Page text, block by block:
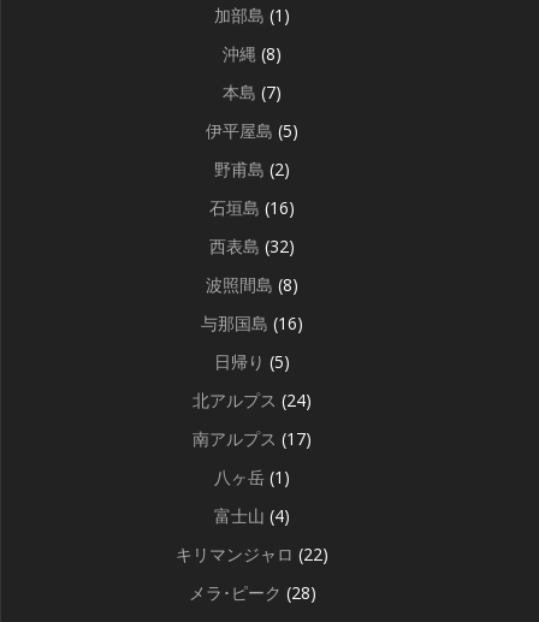
加部島 (1)
沖縄 (8)
本島 (7)
伊平屋島 (5)
野甫島 (2)
石垣島 (16)
西表島 (32)
波照間島 (8)
与那国島 (16)
日帰り (5)
北アルプス (24)
南アルプス (17)
八ヶ岳 (1)
富士山 (4)
キリマンジャロ (22)
メラ･ピーク (28)